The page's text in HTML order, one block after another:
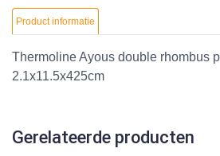
Product informatie
Thermoline Ayous double rhombus
2.1x11.5x425cm
Gerelateerde producten